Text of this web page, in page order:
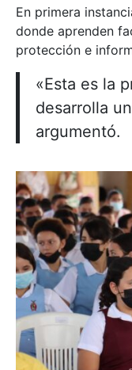
En primera
donde aprenden
protección e
«Esta es la
desarrolla
argumentó.